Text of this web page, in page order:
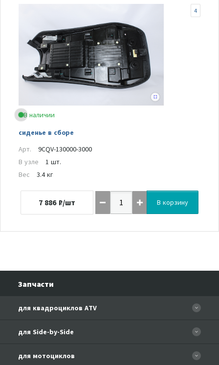
В наличии
сиденье в сборе
4
Арт.
9CQV-130000-3000
В узле
1 шт.
Вес
3.4 кг
7 886 ₽/шт В корзину
Запчасти
для квадроциклов ATV
CFORCE 110 EFI
CF500-A Basic
для Side-by-Side
для мотоциклов